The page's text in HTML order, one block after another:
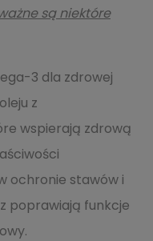
są niektóre
3 dla zdrowej
z
wspierają zdrową
ochronie stawów i
poprawiają funkcje